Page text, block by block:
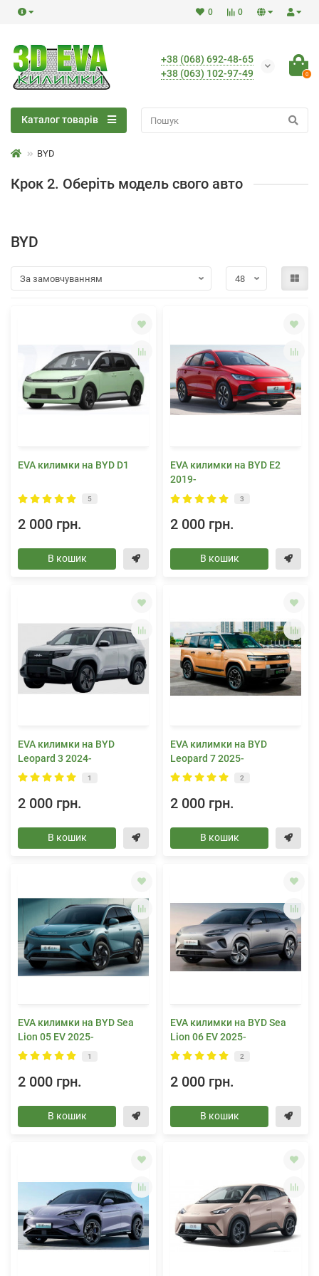
0
0
+38 (068) 692-48-65
+38 (063) 102-97-49
0
Каталог товарів
BYD
Крок 2. Оберіть модель свого авто
BYD
EVA килимки на BYD D1
5
2 000 грн.
В кошик
EVA килимки на BYD E2
2019-
3
2 000 грн.
В кошик
EVA килимки на BYD
Leopard 3 2024-
1
2 000 грн.
В кошик
EVA килимки на BYD
Leopard 7 2025-
2
2 000 грн.
В кошик
EVA килимки на BYD Sea
Lion 05 EV 2025-
1
2 000 грн.
В кошик
EVA килимки на BYD Sea
Lion 06 EV 2025-
2
2 000 грн.
В кошик